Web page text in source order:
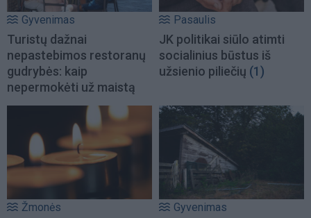
Gyvenimas
Turistų dažnai
nepastebimos restoranų
gudrybės: kaip
nepermokėti už maistą
Pasaulis
JK politikai siūlo atimti
socialinius būstus iš
užsienio piliečių (1)
Žmonės Gyvenimas